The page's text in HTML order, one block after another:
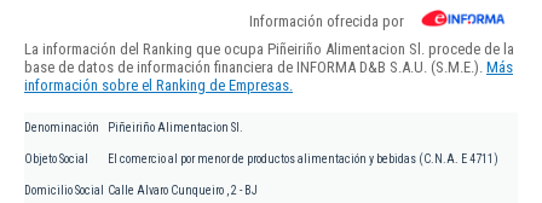
Información ofrecida por
La información del Ranking que ocupa Piñeiriño Alimentacion Sl. procede de la
base de datos de información financiera de INFORMA D&B S.A.U. (S.M.E.). Más
información sobre el Ranking de Empresas.
Denominación Piñeiriño Alimentacion Sl.
Objeto Social El comercio al por menor de productos alimentación y bebidas (C.N.A. E 4711)
Domicilio Social Calle Alvaro Cunqueiro , 2 - BJ